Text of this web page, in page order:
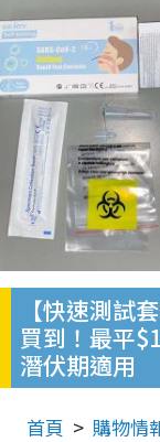
【快速測試
買到！最平
潛伏期適用
首頁 購物情